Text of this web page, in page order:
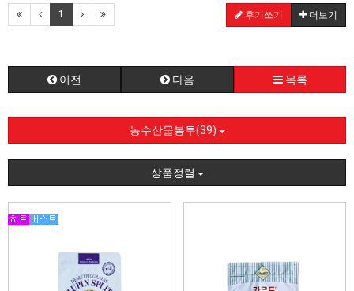
1 후기쓰기 더보기
이전 다음 목록
농수산물봉투(39)
상품정렬